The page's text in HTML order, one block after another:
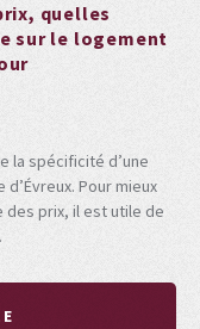
quelles
sur le logement
la spécificité d’une
Pour mieux
des prix, il est utile de